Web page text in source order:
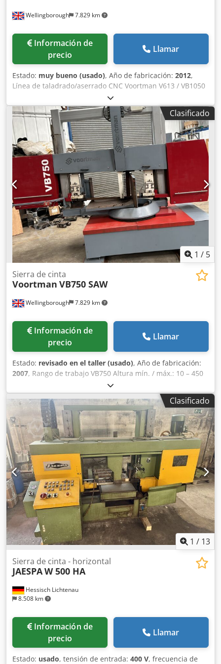
Wellingborough 7.829 km
Información de
precio
Llamar
Estado: muy bueno (usado), Año de fabricación: 2012,
Línea de taladrado/aserrado CNC Voortman V613 / VB1050
con sistema dividido – Año 2012. Husillo giratorio.
Cambiador automático de herramientas. Entrada de 24
metros a la VB1050. Salida de 24 metros a la línea de
taladrado CNC V613. Salida de 24 metros. Alimentación por
rodillos. Control CNC VACAM. Extracción de piezas cortas.
Crsdpfx Asv U Ea Hjngsf
Clasificado
1 / 5
Wellingborough 7.829 km
Sierra de cinta
Voortman VB750 SAW
Información de
precio
Llamar
Estado: revisado en el taller (usado), Año de fabricación:
2007, Rango de trabajo VB750 Altura mín. / máx.: 10 – 450
mm Ancho mín. / máx.: 50 – 750 mm Sierra Capacidad (alto
x ancho) 0°: 450 x 750 mm Capacidad (alto x ancho) +/- 15°:
450 x 700 mm Capacidad (alto x ancho) +/- 30°: 450 x 620
mm Cedpfxew Nyu Ss Angerf Capacidad (alto x ancho) +/-
45°: 450 x 480 mm Capacidad (alto x ancho) +/- 60°: 450 x
300 mm
Clasificado
1 / 13
Hessisch Lichtenau
8.508 km
Sierra de cinta - horizontal
JAESPAW 500 HA
Información de
precio
Llamar
Estado: usado, tensión de entrada: 400 V, frecuencia de